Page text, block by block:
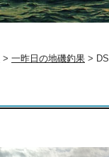
> 一昨日の地磯釣果 >